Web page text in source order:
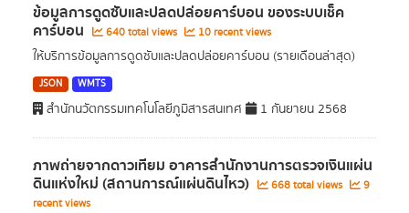
ข้อมูลการดูดซับและปลดปล่อยคาร์บอน ของระบบเช็ค
คาร์บอน 640 total views 10 recent views
ให้บริการข้อมูลการดูดซับและปลดปล่อยคาร์บอน (รายเดือนล่าสุด)
JSON WMTS
สำนักนวัตกรรมเทคโนโลยีภูมิสารสนเทศ 1 กันยายน 2568
ภาพถ่ายจากดาวเทียม อาคารสำนักงานการตรวจเงินแผ่น
ดินแห่งใหม่ (สถานการณ์แผ่นดินไหว) 668 total views
9
recent views